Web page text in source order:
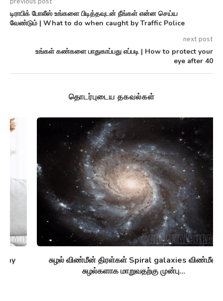
previous post
டிராபிக் போலீஸ் உங்களை பிடித்தவுடன் நீங்கள் என்ன செய்ய
வேண்டும் | What to do when caught by Traffic Police
next post
உங்கள் கண்களை பாதுகாப்பது எப்படி | How to protect your
eye after 40
தொடர்புடைய தகவல்கள்
சுழல் விண்மீன் திரள்கள் Spiral galaxies விண்மீன்
சுழல்களாக மாறுவதற்கு முன்பு...